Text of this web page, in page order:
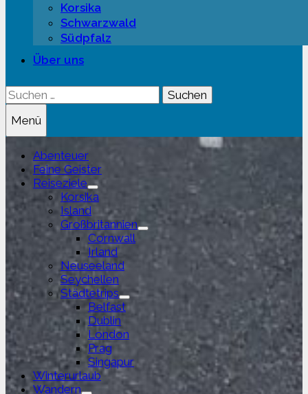
Korsika
Schwarzwald
Südpfalz
Über uns
Suchen
nach:
Menü
Abenteuer
Feine Geister
Reiseziele
Untermenü
anzeigen
Korsika
Island
Großbritannien
Untermenü
Cornwall
Irland
Neuseeland
Seychellen
Städtetrips
Untermenü
anzeigen
Belfast
Dublin
London
Prag
Singapur
Winterurlaub
Wandern